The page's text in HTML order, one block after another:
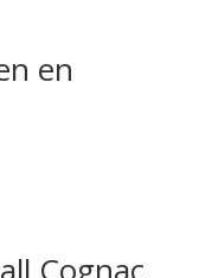
en
Cognac